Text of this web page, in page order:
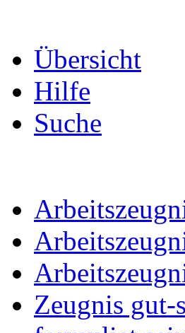
Übersicht
Hilfe
Suche
Zeugnis gut-